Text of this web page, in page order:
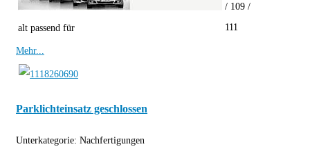
alt passend für
/ 109 /
111
Mehr...
Parklichteinsatz geschlossen
Unterkategorie: Nachfertigungen